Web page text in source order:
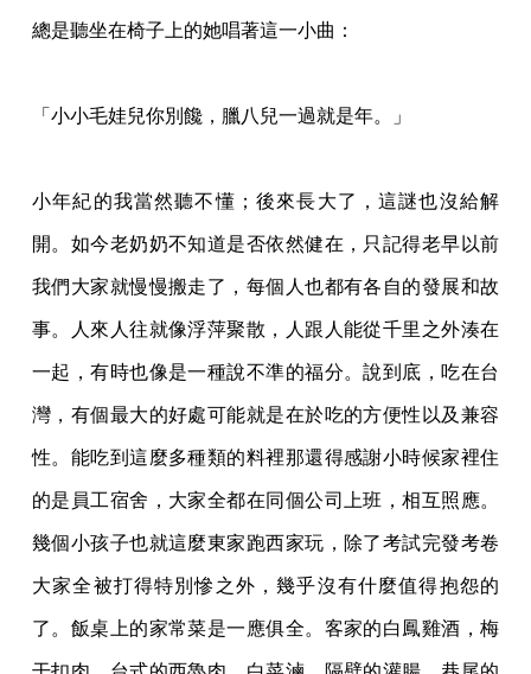
總是聽坐在椅子上的她唱著這一小曲 ：
「小小毛娃兒你別饞，臘八兒一過就是年。」
小年紀的我當然聽不懂；後來長大了，這謎也沒給解
開。如今老奶奶不知道是否依然健在， 只記得老早以前
我們大家就慢慢搬走了，每個人也都有各自的發展和故
事。人來人往就像浮萍聚散，人跟人能從千里之外湊在
一起，有時也像是一種說不準的福分。說到底，吃在台
灣 ，有個最大的好處可能就是在於吃的方便性以及兼容
性。能吃到這麼多種類的料裡那還得感謝小時候家裡住
的是員工宿舍，大家全都在同個公司上班，相互照應。
幾個小孩子也就這麼東家跑西家玩，除了考試完發考卷
大家全被打得特別慘之外，幾乎沒有什麼值得抱怨的
了。 飯桌上的家常菜是一應俱全。客家的白鳳雞酒，梅